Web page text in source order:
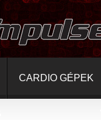
CARDIO GÉPEK